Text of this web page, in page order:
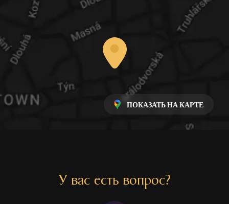
ПОКАЗАТЬ НА КАРТЕ
У вас есть вопрос?